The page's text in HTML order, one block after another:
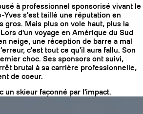
COUTEAUX
à professionnel sponsorisé vivant le
Yves s'est taillé une réputation en
gros. Mais plus on vole haut, plus la
d'un voyage en Amérique du Sud
neige, une réception de barre a mal
c'est tout ce qu'il aura fallu. Son
choc. Ses sponsors ont suivi,
brutal à sa carrière professionnelle,
de coeur.
un skieur façonné par l'impact.